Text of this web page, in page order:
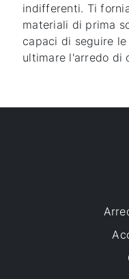
indifferenti. Ti
materiali di prima
capaci di seguire
ultimare l'arredo di